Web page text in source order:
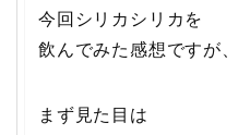
今回シリカシリカを
飲んでみた感想ですが、
まず見た目は